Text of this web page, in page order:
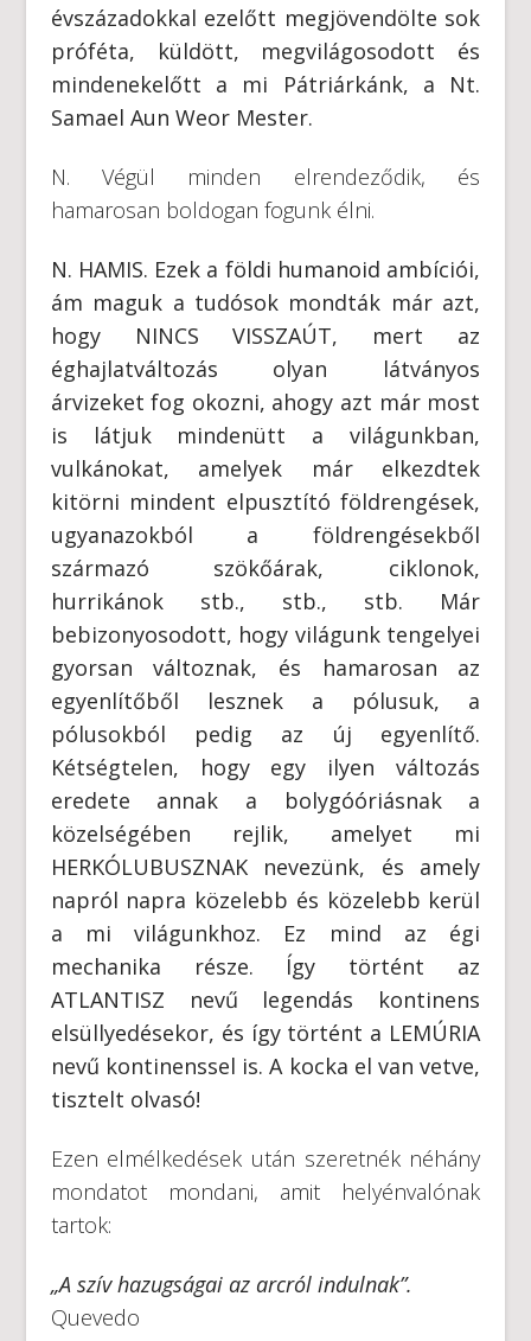
évszázadokkal ezelőtt megjövendölte sok
próféta, küldött, megvilágosodott és
mindenekelőtt a mi Pátriárkánk, a Nt.
Samael Aun Weor Mester.
N. Végül minden elrendeződik, és
hamarosan boldogan fogunk élni.
N. HAMIS. Ezek a földi humanoid ambíciói,
ám maguk a tudósok mondták már azt,
hogy NINCS VISSZAÚT, mert az
éghajlatváltozás olyan látványos
árvizeket fog okozni, ahogy azt már most
is látjuk mindenütt a világunkban,
vulkánokat, amelyek már elkezdtek
kitörni mindent elpusztító földrengések,
ugyanazokból a földrengésekből
származó szökőárak, ciklonok,
hurrikánok stb., stb., stb. Már
bebizonyosodott, hogy világunk tengelyei
gyorsan változnak, és hamarosan az
egyenlítőből lesznek a pólusuk, a
pólusokból pedig az új egyenlítő.
Kétségtelen, hogy egy ilyen változás
eredete annak a bolygóóriásnak a
közelségében rejlik, amelyet mi
HERKÓLUBUSZNAK nevezünk, és amely
napról napra közelebb és közelebb kerül
a mi világunkhoz. Ez mind az égi
mechanika része. Így történt az
ATLANTISZ nevű legendás kontinens
elsüllyedésekor, és így történt a LEMÚRIA
nevű kontinenssel is. A kocka el van vetve,
tisztelt olvasó!
Ezen elmélkedések után szeretnék néhány
mondatot mondani, amit helyénvalónak
tartok:
„A szív hazugságai az arcról indulnak”.
Quevedo